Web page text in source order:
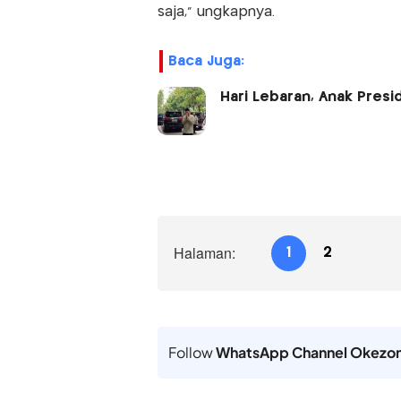
saja," ungkapnya.
Baca Juga:
Hari Lebaran, Anak
Halaman: 1 2
FollowWhatsApp Channel